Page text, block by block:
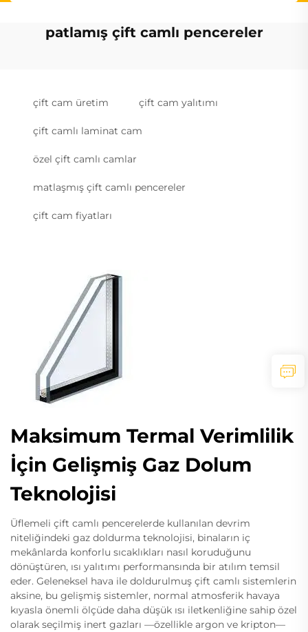
patlamış çift camlı pencereler
çift cam üretim çift cam yalıtımı
çift camlı laminat cam
özel çift camlı camlar
matlaşmış çift camlı pencereler
çift cam fiyatları
Maksimum Termal Verimlilik
İçin Gelişmiş Gaz Dolum
Teknolojisi
Üflemeli çift camlı pencerelerde kullanılan devrim
niteliğindeki gaz doldurma teknolojisi, binaların iç
mekânlarda konforlu sıcaklıkları nasıl koruduğunu
dönüştüren, ısı yalıtımı performansında bir atılım temsil
eder. Geleneksel hava ile doldurulmuş çift camlı sistemlerin
aksine, bu gelişmiş sistemler, normal atmosferik havaya
kıyasla önemli ölçüde daha düşük ısı iletkenliğine sahip özel
olarak seçilmiş inert gazları —özellikle argon ve kripton—